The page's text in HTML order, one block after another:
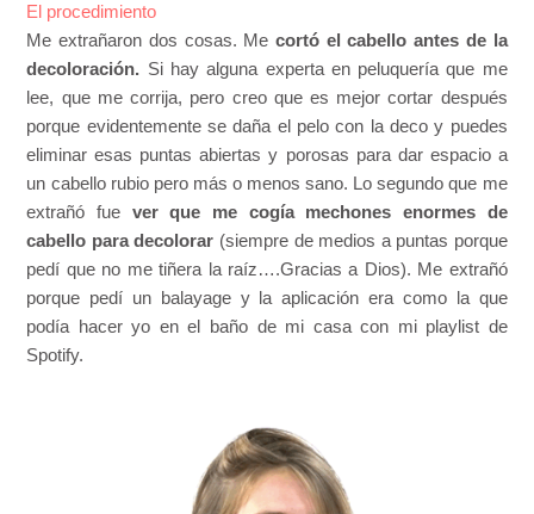
El procedimiento
Me extrañaron dos cosas. Me cortó el cabello antes de la
decoloración. Si hay alguna experta en peluquería que me
lee, que me corrija, pero creo que es mejor cortar después
porque evidentemente se daña el pelo con la deco y puedes
eliminar esas puntas abiertas y porosas para dar espacio a
un cabello rubio pero más o menos sano. Lo segundo que me
extrañó fue ver que me cogía mechones enormes de
cabello para decolorar (siempre de medios a puntas porque
pedí que no me tiñera la raíz….Gracias a Dios). Me extrañó
porque pedí un balayage y la aplicación era como la que
podía hacer yo en el baño de mi casa con mi playlist de
Spotify.